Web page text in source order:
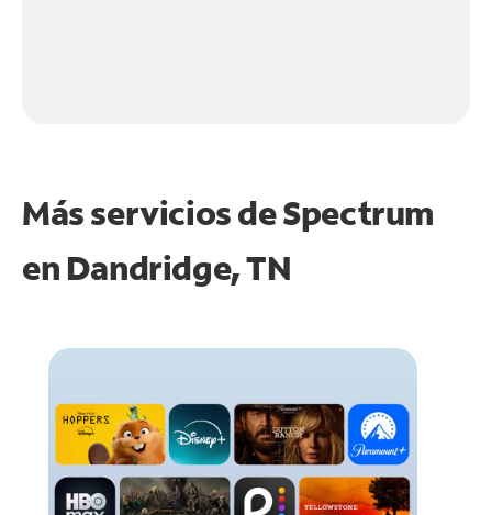
Más servicios de Spectrum
en Dandridge, TN